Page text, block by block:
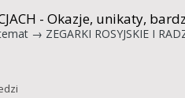
- Okazje, unikaty,
→ ZEGARKI ROSYJSKIE I